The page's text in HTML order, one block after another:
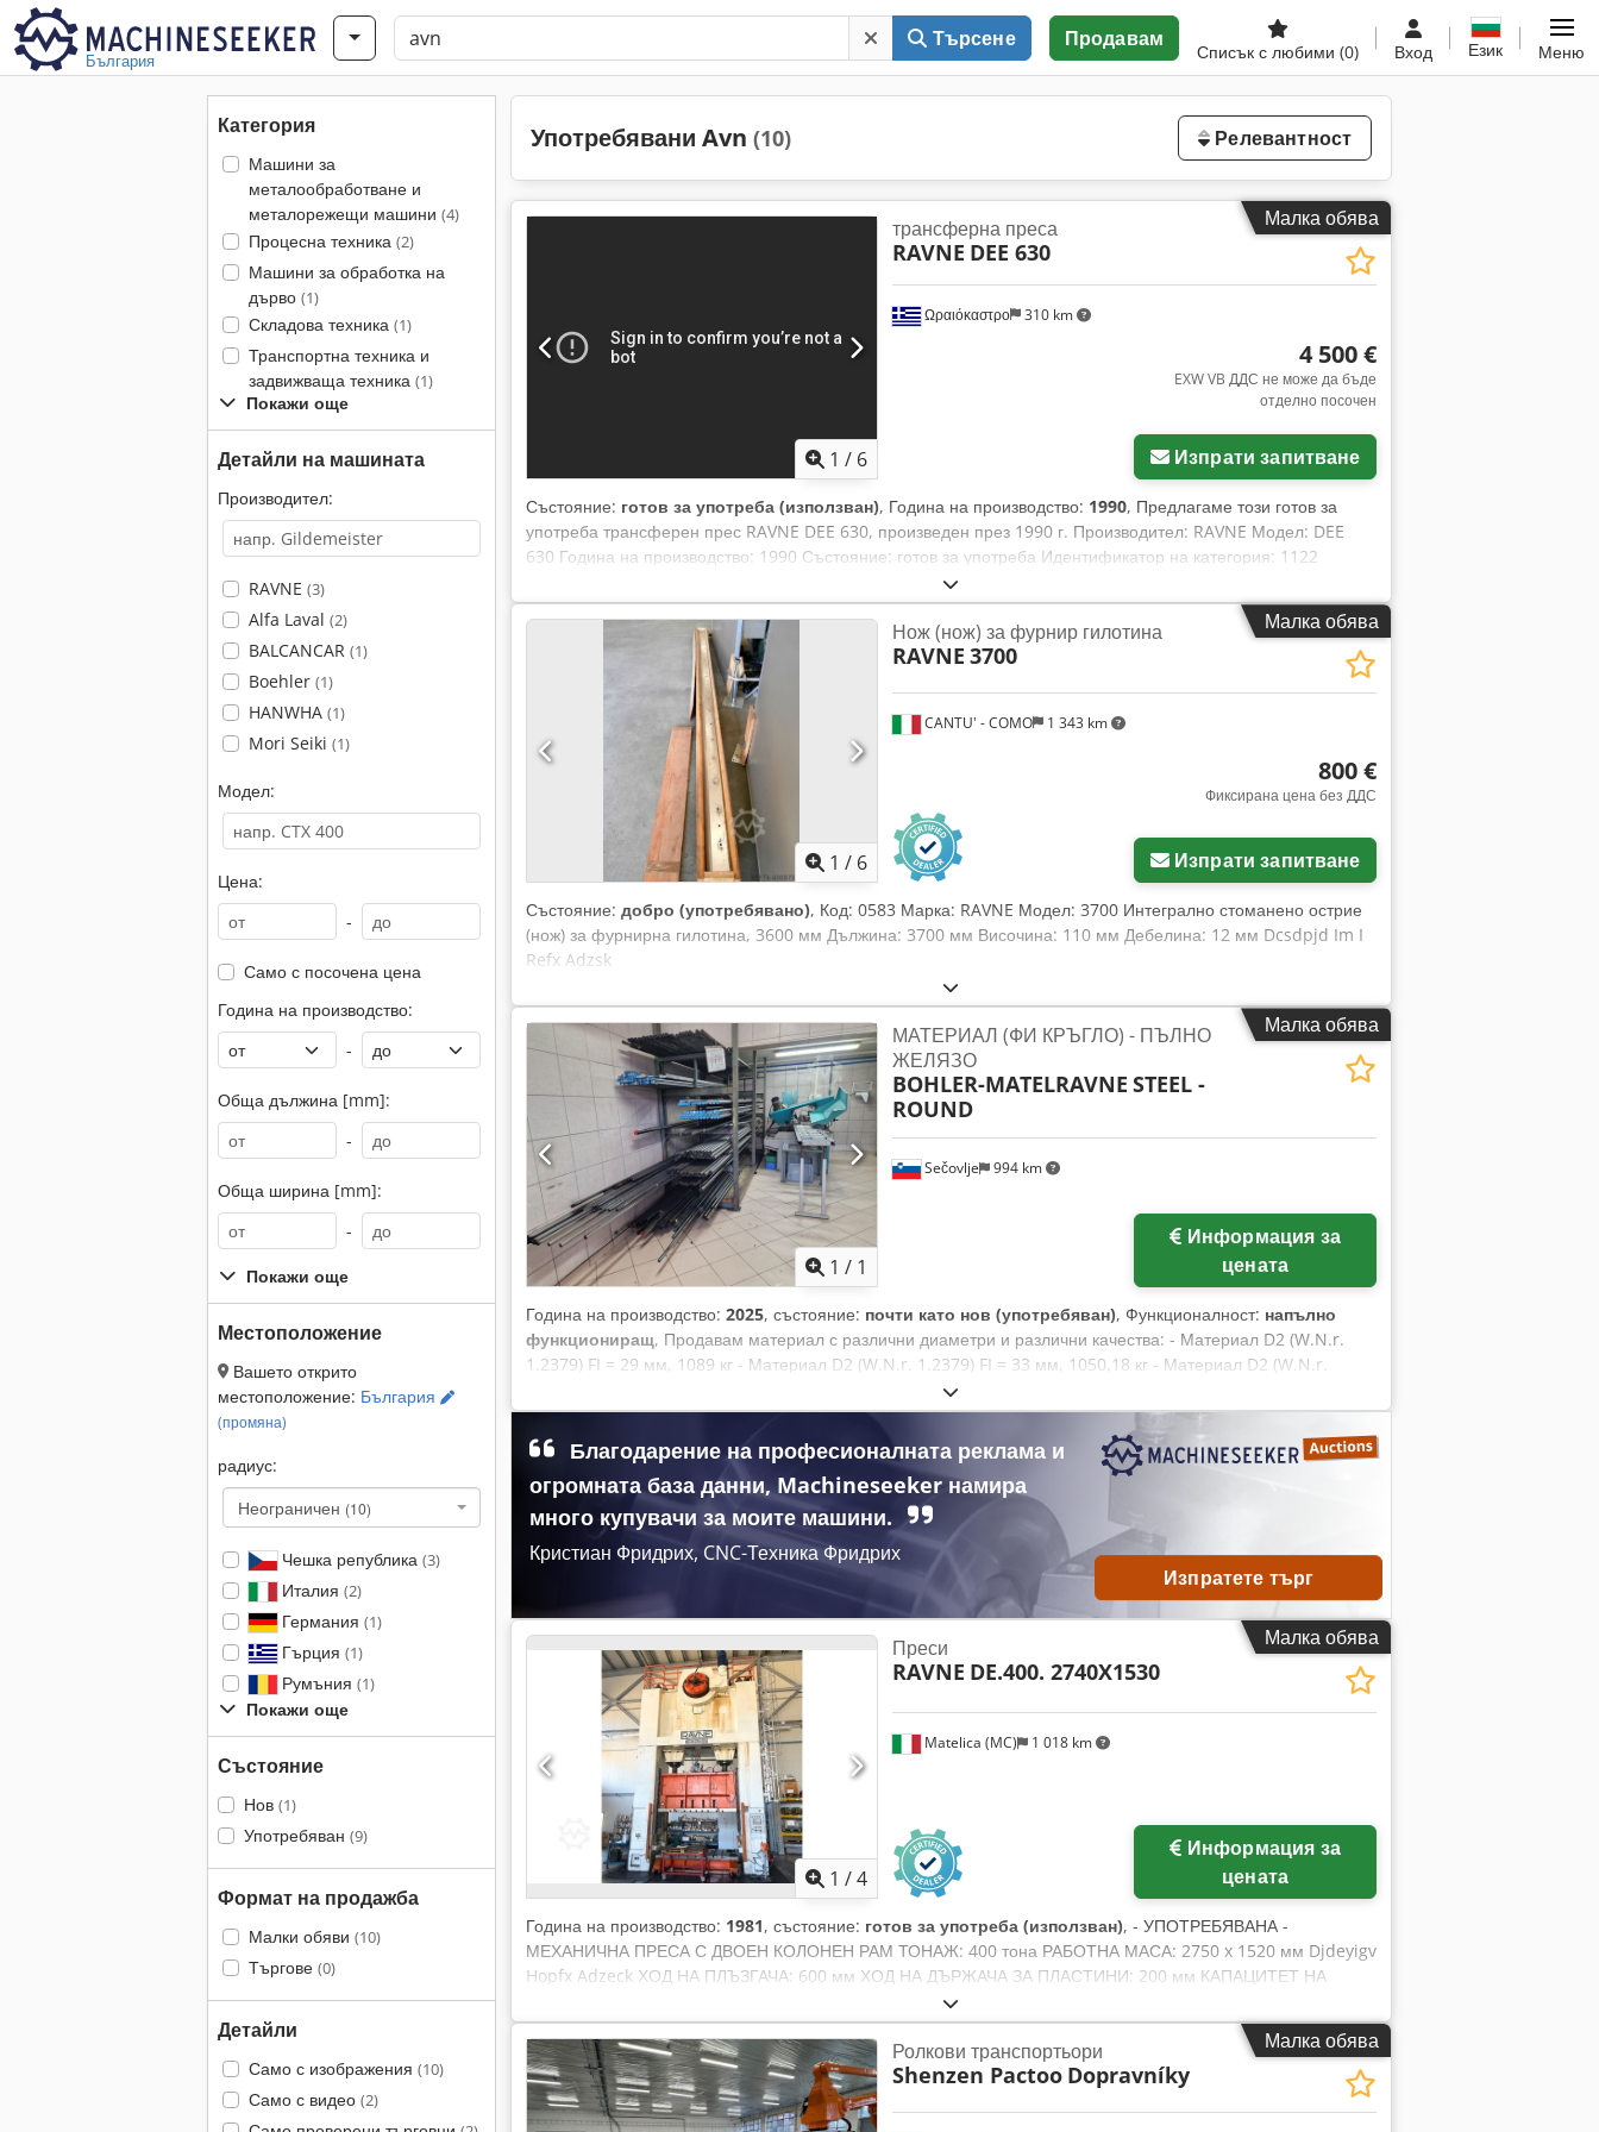
България
Търсене Продавам
Списък с любими (0) Вход Език Меню
Категория
Машини за
металообработване и
металорежещи машини (4)
Процесна техника (2)
Машини за обработка на
дърво (1)
Складова техника (1)
Транспортна техника и
задвижваща техника (1)
Покажи още
Детайли на машината
Производител:
RAVNE (3)
Alfa Laval (2)
BALCANCAR (1)
Boehler (1)
HANWHA (1)
Mori Seiki (1)
Модел:
Цена:
-
Само с посочена цена
Година на производство:
-
Обща дължина [mm]:
-
Обща ширина [mm]:
-
Покажи още
Местоположение
Вашето открито
местоположение: България
(промяна)
радиус:
Неограничен (10)
Чешка република (3)
Италия (2)
Германия (1)
Гърция (1)
Румъния (1)
Покажи още
Състояние
Нов (1)
Употребяван (9)
Формат на продажба
Малки обяви (10)
Търгове (0)
Детайли
Само с изображения (10)
Само с видео (2)
Употребявани Avn (10) Релевантност
Малка обява
1 / 6
Ωραιόκαστρο 310 km
трансферна преса
RAVNE DEE 630
4 500 €
EXW VB ДДС не може да бъде
отделно посочен
Изпрати запитване
Състояние: готов за употреба (използван), Година на производство: 1990, Предлагаме този готов за
употреба трансферен прес RAVNE DEE 630, произведен през 1990 г. Производител: RAVNE Модел: DEE
630 Година на производство: 1990 Състояние: готов за употреба Идентификатор на категория: 1122
Dodpfszbta Sex Adzjck Идентификатор на тип: 1489 Тип машина: трансферен прес Ако имате въпроси или
се нуждаете от допълнителна информация, не се колебайте да ни изпратите съобщение или да ни се
Малка обява
1 / 6
CANTU' - COMO 1 343 km
Нож (нож) за фурнир гилотина
RAVNE 3700
800 €
Фиксирана цена без ДДС
Изпрати запитване
Състояние: добро (употребявано), Код: 0583 Марка: RAVNE Модел: 3700 Интегрално стоманено острие
(нож) за фурнирна гилотина, 3600 мм Дължина: 3700 мм Височина: 110 мм Дебелина: 12 мм Dcsdpjd Im I
Refx Adzsk
Малка обява
Заявете още снимки
1 / 1
Sečovlje 994 km
МАТЕРИАЛ (ФИ КРЪГЛО) - ПЪЛНО
ЖЕЛЯЗО
BOHLER-MATELRAVNE STEEL -
ROUND
цената
Година на производство: 2025, състояние: почти като нов (употребяван), Функционалност: напълно
функциониращ, Продавам материал с различни диаметри и различни качества: - Материал D2 (W.N.r.
1.2379) FI = 29 мм, 1089 кг - Материал D2 (W.N.r. 1.2379) FI = 33 мм, 1050,18 кг - Материал D2 (W.N.r.
1.2379) FI = 65 мм, 52,10 кг Dcedpfoy Ufarjx Adzek - Материал OCR8W SIHARD S471 – BOHLER K360, FI = 26
мм, 595,92 кг - Материал OCR8W SIHARD S471 – BOHLER K360, FI = 33 мм, 1428,56 кг - Материал OCR8W
SIHARD S471 – BOHLER K360, FI = 40 мм, 2219,50 кг
Благодарение на професионалната реклама и
огромната база данни, Machineseeker намира
много купувачи за моите машини.
Кристиан Фридрих, CNC-Техника Фридрих
Изпратете търг
Малка обява
1 /4
Matelica (MC) 1 018 km
Преси
RAVNE DE.400. 2740X1530
цената
Година на производство: 1981, състояние: готов за употреба (използван), - УПОТРЕБЯВАНА -
МЕХАНИЧНА ПРЕСА С ДВОЕН КОЛОНЕН РАМ ТОНАЖ: 400 тона РАБОТНА МАСА: 2750 x 1520 мм Djdeyigv
Hopfx Adzeck ХОД НА ПЛЪЗГАЧА: 600 мм ХОД НА ДЪРЖАЧА ЗА ПЛАСТИНИ: 200 мм КАПАЦИТЕТ НА
ДЪРЖАЧА ЗА ПЛАСТИНИ: 75 тона ПОЛЕЗНА ВИСОЧИНА: 980 мм МОЩНОСТ НА ЕЛЕКТРОДВИГАТЕЛ: 50
kW
Малка обява
Ролкови транспортьори
Shenzen Pactoo Dopravníky